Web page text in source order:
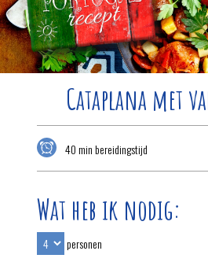
Cataplana met
40 min bereidingstijd
Wat heb ik nodig:
personen